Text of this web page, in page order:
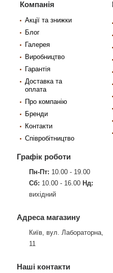
Компанія
Акції та знижки
Блог
Галерея
Виробництво
Гарантія
Доставка та
оплата
Про компанію
Бренди
Контакти
Співробітництво
Графік роботи
Пн-Пт: 10.00 - 19.00
Сб: 10.00 - 16.00 Нд:
вихідний
Адреса магазину
Київ, вул. Лабораторна,
11
Наші контакти